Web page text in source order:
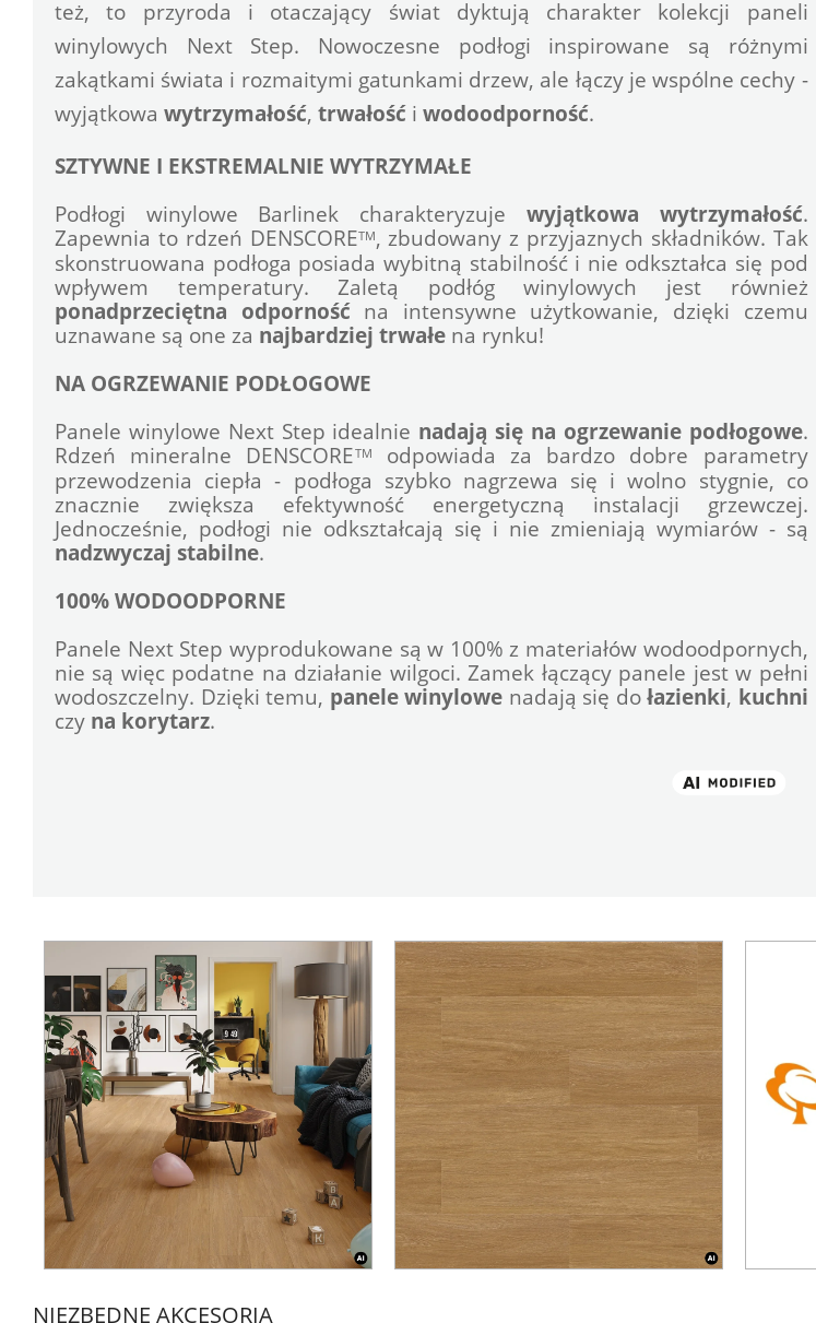
też, to przyroda i otaczający świat dyktują charakter kolekcji paneli
winylowych Next Step. Nowoczesne podłogi inspirowane są różnymi
zakątkami świata i rozmaitymi gatunkami drzew, ale łączy je wspólne cechy -
wyjątkowa wytrzymałość, trwałość i wodoodporność.
SZTYWNE I EKSTREMALNIE WYTRZYMAŁE
Podłogi winylowe Barlinek charakteryzuje wyjątkowa wytrzymałość.
Zapewnia to rdzeń DENSCORETM, zbudowany z przyjaznych składników. Tak
skonstruowana podłoga posiada wybitną stabilność i nie odkształca się pod
ponadprzeciętna odporność na intensywne użytkowanie, dzięki czemu
uznawane są one za najbardziej trwałe na rynku!
NA OGRZEWANIE PODŁOGOWE
Panele winylowe Next Step idealnie nadają się na ogrzewanie podłogowe.
Rdzeń mineralne DENSCORETM
odpowiada za bardzo dobre parametry
przewodzenia ciepła - podłoga szybko nagrzewa się i wolno stygnie, co
znacznie zwiększa efektywność energetyczną instalacji grzewczej.
nadzwyczaj stabilne.
100% WODOODPORNE
Panele Next Step wyprodukowane są w 100% z materiałów wodoodpornych,
nie są więc podatne na działanie wilgoci. Zamek łączący panele jest w pełni
wodoszczelny. Dzięki temu, panele winylowe nadają się do łazienki, kuchni
czy na korytarz.
NIEZBĘDNE AKCESORIA